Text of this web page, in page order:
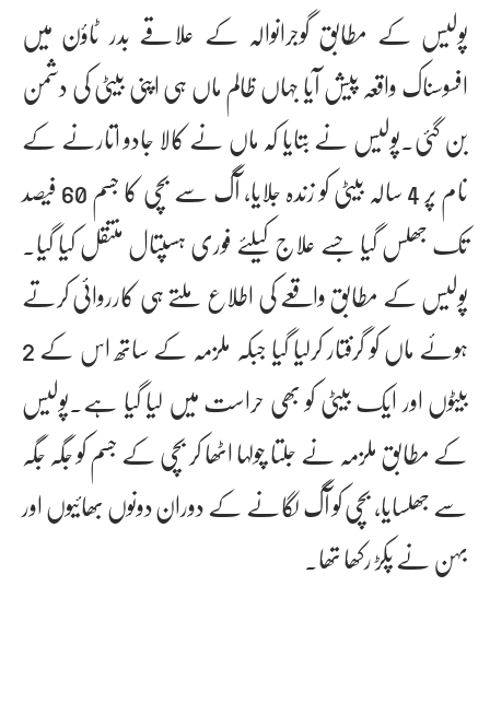
پولیس کے مطابق گوجرانوالہ کے علاقے بدر ٹاؤن میں
افسوسناک واقعہ پیش آیا جہاں ظالم ماں ہی اپنی بیٹی کی دشمن
بن گئی۔پولیس نے بتایا کہ ماں نے کالا جادو اتارنے کے
نام پر 4 سالہ بیٹی کو زندہ جلایا، آگ سے بچی کا جسم 60 فیصد
تک جھلس گیا جسے علاج کیلئے فوری ہسپتال منتقل کیا گیا۔
پولیس کے مطابق واقعے کی اطلاع ملتے ہی کارروائی کرتے
ہوئے ماں کو گرفتار کرلیا گیا جبکہ ملزمہ کے ساتھ اس کے 2
بیٹوں اور ایک بیٹی کو بھی حراست میں لیا گیا ہے۔پولیس
کے مطابق ملزمہ نے جلتا چولہا اٹھا کر بچی کے جسم کو جگہ جگہ
سے جھلسایا، بچی کو آگ لگانے کے دوران دونوں بھائیوں اور
بہن نے پکڑ رکھا تھا۔